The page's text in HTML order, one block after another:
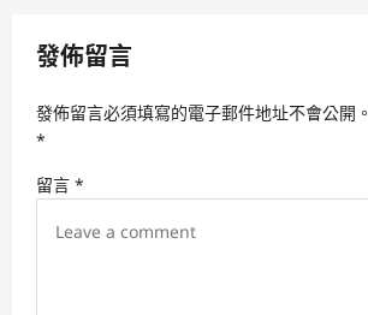
v
g
t
發佈留言
發佈留言必須填寫的電子郵件地址不會公開。
*
留言 *